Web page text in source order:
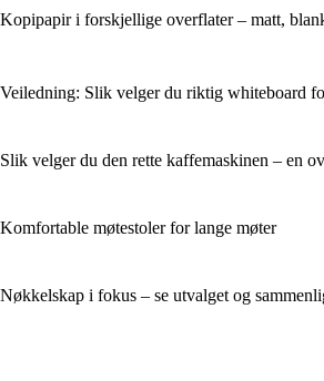
Kopipapir i forskjellige overflater – matt,
Veiledning: Slik velger du riktig whiteboard
Slik velger du den rette kaffemaskinen – en
Komfortable møtestoler for lange møter
Nøkkelskap i fokus – se utvalget og